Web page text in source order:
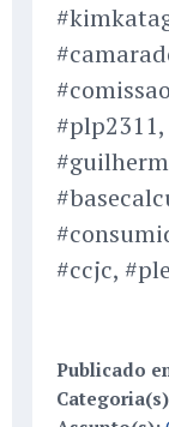
#ccjc,
Publicado